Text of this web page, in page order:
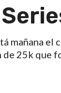
mañana el
25k que